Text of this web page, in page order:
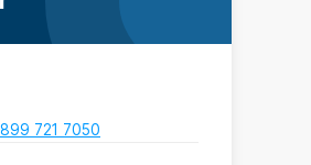
721 7050